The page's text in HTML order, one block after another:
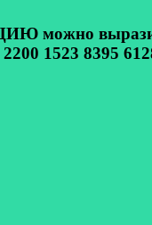
можно
1523 8395